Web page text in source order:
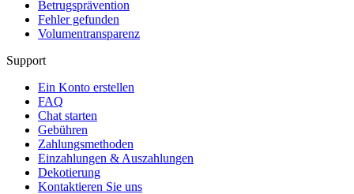
Betrugsprävention
Fehler gefunden
Volumentransparenz
Support
Ein Konto erstellen
FAQ
Chat starten
Gebühren
Zahlungsmethoden
Einzahlungen & Auszahlungen
Dekotierung
Kontaktieren Sie uns